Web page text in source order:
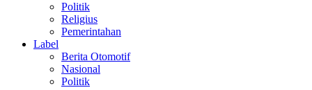
Politik
Religius
Pemerintahan
Label
Berita Otomotif
Nasional
Politik